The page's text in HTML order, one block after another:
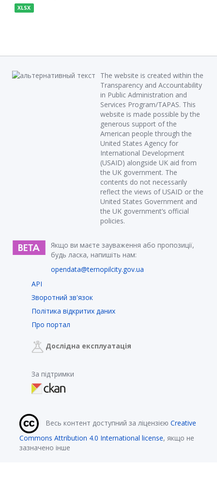
XLSX
The website is created within the
Transparency and Accountability
in Public Administration and
Services Program/TAPAS. This
website is made possible by the
generous support of the
American people through the
United States Agency for
International Development
(USAID) alongside UK aid from
the UK government. The
contents do not necessarily
reflect the views of USAID or the
United States Government and
the UK government’s official
policies.
Якщо ви маєте зауваження або пропозиції,
будь ласка, напишіть нам:
opendata@ternopilcity.gov.ua
API
Зворотний зв'язок
Політика відкритих даних
Про портал
Дослідна експлуатація
За підтримки
Весь контент доступний за ліцензією Creative
Commons Attribution 4.0 International license, якщо не
зазначено інше